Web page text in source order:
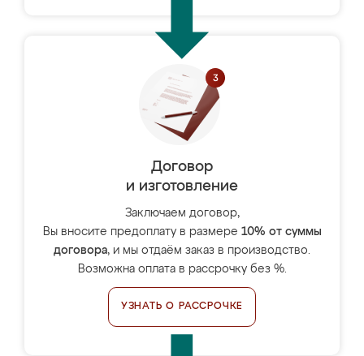
Договор
и изготовление
Заключаем договор,
Вы вносите предоплату в размере 10% от суммы
договора, и мы отдаём заказ в производство.
Возможна оплата в рассрочку без %.
УЗНАТЬ О РАССРОЧКЕ